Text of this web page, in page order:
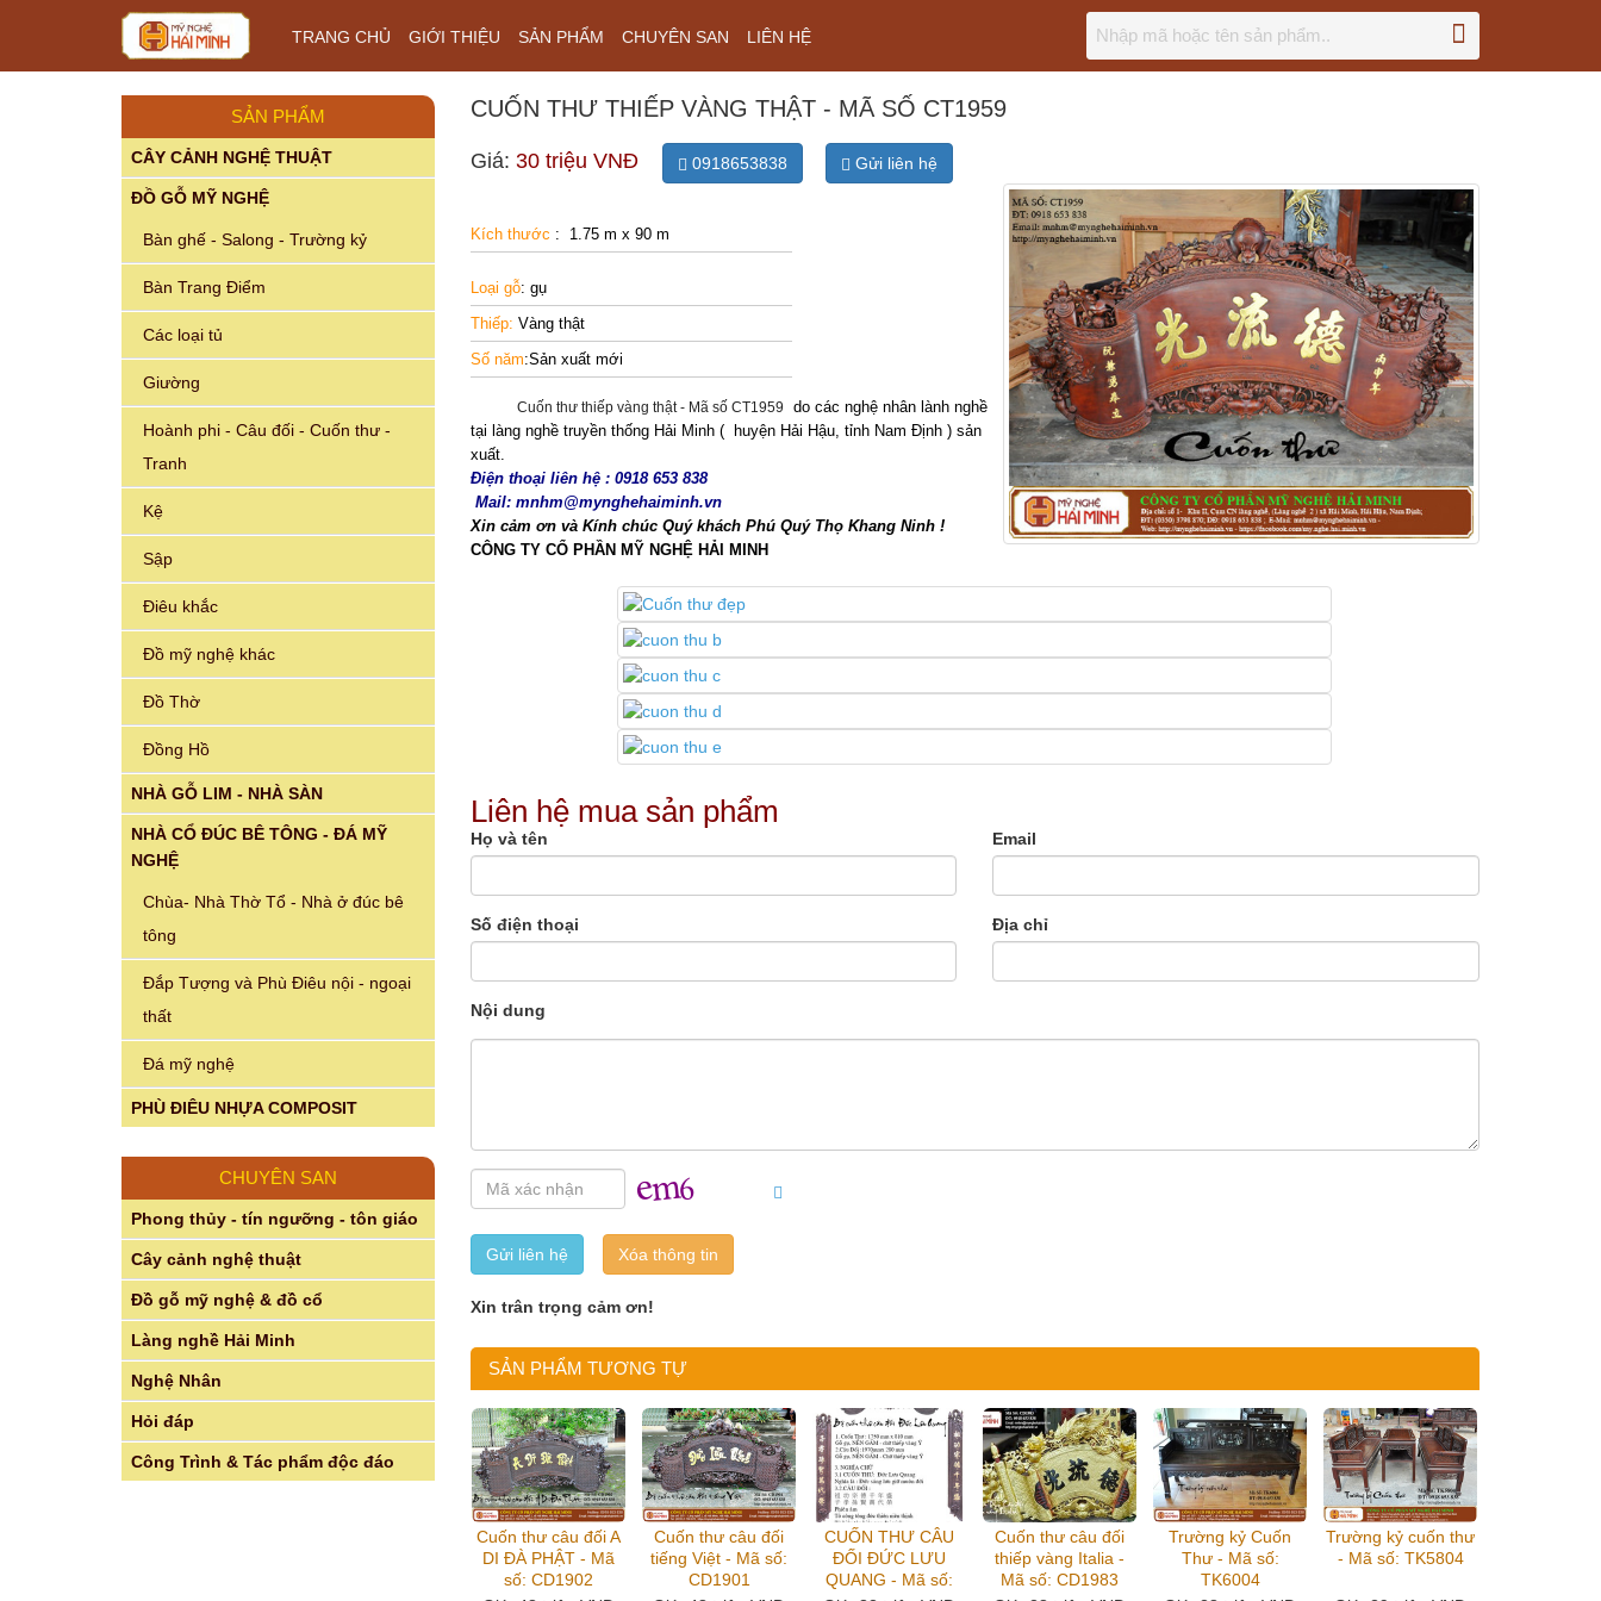
TRANG CHỦ GIỚI THIỆU SẢN PHẨM CHUYÊN SAN LIÊN HỆ
SẢN PHẨM
CÂY CẢNH NGHỆ THUẬT
ĐỒ GỖ MỸ NGHỆ
Bàn ghế - Salong - Trường kỷ
Bàn Trang Điểm
Các loại tủ
Giường
Hoành phi - Câu đối - Cuốn thư -
Tranh
Kệ
Sập
Điêu khắc
Đồ mỹ nghệ khác
Đồ Thờ
Đồng Hồ
NHÀ GỖ LIM - NHÀ SÀN
NHÀ CỔ ĐÚC BÊ TÔNG - ĐÁ MỸ
NGHỆ
Chùa- Nhà Thờ Tổ - Nhà ở đúc bê
tông
Đắp Tượng và Phù Điêu nội - ngoại
thất
Đá mỹ nghệ
PHÙ ĐIÊU NHỰA COMPOSIT
CHUYÊN SAN
Phong thủy - tín ngưỡng - tôn giáo
Cây cảnh nghệ thuật
Đồ gỗ mỹ nghệ & đồ cổ
Làng nghề Hải Minh
Nghệ Nhân
Hỏi đáp
Công Trình & Tác phẩm độc đáo
CUỐN THƯ THIẾP VÀNG THẬT - MÃ SỐ CT1959
Giá: 30 triệu VNĐ 0918653838 Gửi liên hệ
Kích thước : 1.75 m x 90 m
Loại gỗ: gụ
Thiếp: Vàng thật
Số năm:Sản xuất mới
Cuốn thư thiếp vàng thật - Mã số CT1959 do các nghệ nhân lành nghề
tại làng nghề truyền thống Hải Minh ( huyện Hải Hậu, tỉnh Nam Định ) sản
xuất.
Điện thoại liên hệ : 0918 653 838
Mail: mnhm@mynghehaiminh.vn
Xin cảm ơn và Kính chúc Quý khách Phú Quý Thọ Khang Ninh !
CÔNG TY CỔ PHẦN MỸ NGHỆ HẢI MINH
Liên hệ mua sản phẩm
Họ và tên
Số điện thoại
Email
Địa chỉ
Nội dung
Gửi liên hệ
Xin trân trọng cảm ơn!
SẢN PHẨM TƯƠNG TỰ
Cuốn thư câu đối A
DI ĐÀ PHẬT - Mã
số: CD1902
Cuốn thư câu đối
tiếng Việt - Mã số:
CD1901
CUỐN THƯ CÂU
ĐỐI ĐỨC LƯU
QUANG - Mã số:
Cuốn thư câu đối
thiếp vàng Italia -
Mã số: CD1983
Trường kỷ Cuốn
Thư - Mã số:
TK6004
Trường kỷ cuốn thư
- Mã số: TK5804